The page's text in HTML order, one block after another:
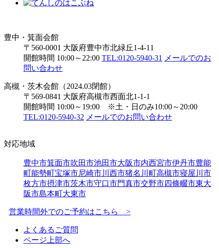
豊中・箕面会館
〒560-0001 大阪府豊中市北緑丘1-4-11
開館時間 10:00～22:00 TEL:0120-5940-31
メールでのお
問い合わせ
高槻・茨木会館（2024.03閉館）
〒569-0841 大阪府高槻市西面北1-1-1
開館時間 10:00～19:00 ※土・日のみ10:00～20:00
TEL:0120-5940-32 メールでのお問い合わせ
対応地域
豊中市箕面市吹田市池田市大阪市内西宮市伊丹市豊能
町能勢町宝塚市尼崎市川西市猪名川町高槻市寝屋川市
枚方市摂津市茨木市守口市門真市交野市四條畷市東大
阪市島本町大東市
営業時間外でのご予約はこちら >
よくあるご質問
ページ上部へ